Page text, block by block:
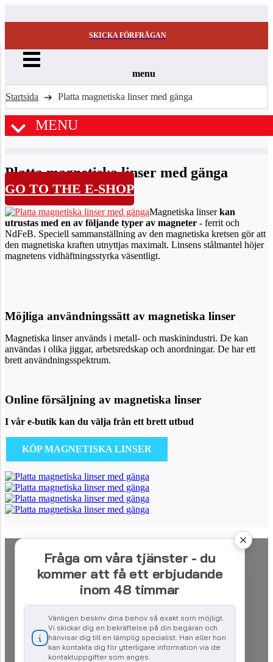
SKICKA FÖRFRÅGAN
menu
Startsida Platta magnetiska linser med gänga
MENU
Platta magnetiska linser med gänga
GO TO THE E-SHOP
Magnetiska linserkan
utrustas med en av följande typer av magneter - ferrit och
NdFeB. Speciell sammanställning av den magnetiska kretsen gör att
den magnetiska kraften utnyttjas maximalt. Linsens stålmantel höjer
magnetens vidhäftningsstyrka väsentligt.
Möjliga användningssätt av magnetiska linser
Magnetiska linser används i metall- och maskinindustri. De kan
användas i olika jiggar, arbetsredskap och anordningar. De har ett
brett användningsspektrum.
Online försäljning av magnetiska linser
I vår e-butik kan du välja från ett brett utbud
KÖP MAGNETISKA LINSER
Fråga om våra tjänster - du
kommer att få ett erbjudande
inom 48 timmar
Vänligen beskriv dina behov så exakt som möjligt.
Vi skickar dig en bekräftelse på din begäran och
hänvisar dig till en lämplig specialist. Han eller hon
kan kontakta dig för ytterligare information via de
kontaktuppgifter som anges.